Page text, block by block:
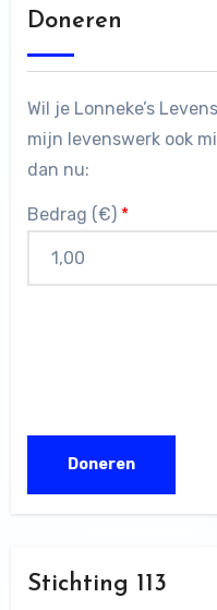
Doneren
Wil je Lonneke’s
mijn levenswerk ook
dan nu:
Bedrag (€) *
Stichting 113